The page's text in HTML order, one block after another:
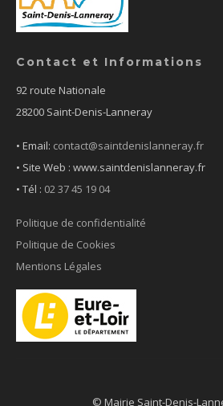
Contact et Informations
92 route Nationale
28200 Saint-Denis-Lanneray
• Email: contact@saintdenislanneray.fr
• Site Web : www.saintdenislanneray.fr
• Tél : 02 37 45 19 04
Politique de confidentialité
Politique de Cookies
Mentions Légales
© Mairie Saint-Denis-